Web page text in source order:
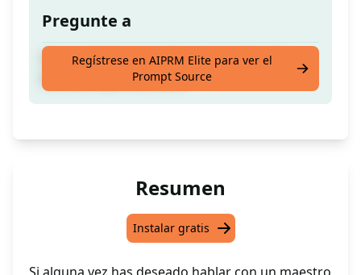
Pregunte a
Haz cualquier pregunta a un practicante
budista experimentado.
Regístrese en AIPRM Elite para ver el
Prompt Source
Resumen
Instalar gratis